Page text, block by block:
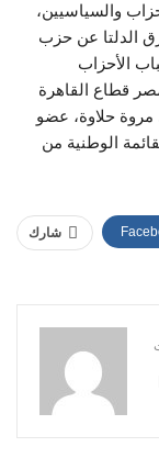
والسياسيين،
الدلتا عن حزب
الأحزاب
قطاع القاهرة
حلاوة، عضو
الوطنية من
شارك